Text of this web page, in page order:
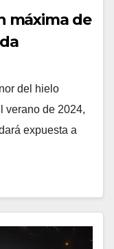
máxima de
del hielo
verano de 2024,
expuesta a